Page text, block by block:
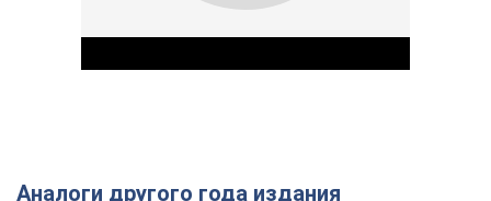
Аналоги другого года издания